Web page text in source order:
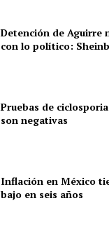
Detención de Aguirre
con lo político:
Pruebas de
son negativas
Inflación en México
bajo en seis años